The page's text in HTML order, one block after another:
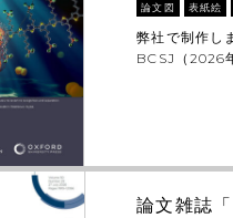
論文図
表紙絵
弊社で制作し
BCSJ（2026
論文雑誌